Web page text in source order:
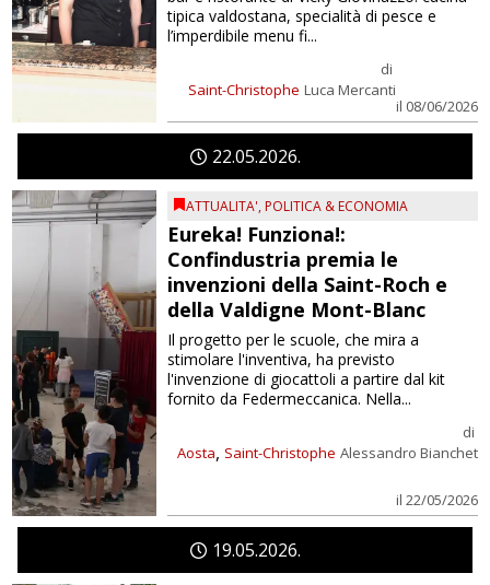
Saint-Christophe
di
Luca Mercanti
il 08/06/2026
tipica valdostana, specialità di pesce e
l’imperdibile menu fi...
2205 2026
ATTUALITA', POLITICA & ECONOMIA
Eureka! Funziona!:
Confindustria premia le
invenzioni della Saint-Roch e
della Valdigne Mont-Blanc
Aosta, Saint-Christophe
di
Alessandro Bianchet
il 22/05/2026
Il progetto per le scuole, che mira a
stimolare l'inventiva, ha previsto
l'invenzione di giocattoli a partire dal kit
fornito da Federmeccanica. Nella...
1905 2026